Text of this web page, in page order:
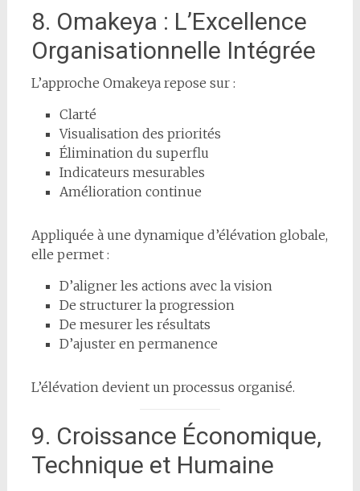
8. Omakeya : L’Excellence
Organisationnelle Intégrée
L’approche Omakeya repose sur :
Clarté
Visualisation des priorités
Élimination du superflu
Indicateurs mesurables
Amélioration continue
Appliquée à une dynamique d’élévation globale,
elle permet :
D’aligner les actions avec la vision
De structurer la progression
De mesurer les résultats
D’ajuster en permanence
L’élévation devient un processus organisé.
9. Croissance Économique,
Technique et Humaine